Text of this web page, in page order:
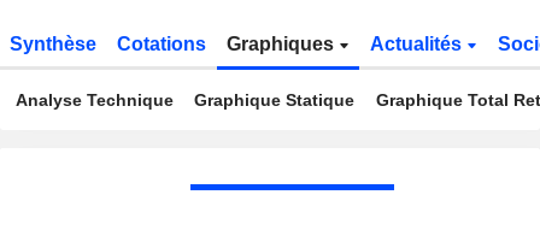
Synthèse Cotations Graphiques Actualités
Analyse Technique Graphique Statique Graphique Total